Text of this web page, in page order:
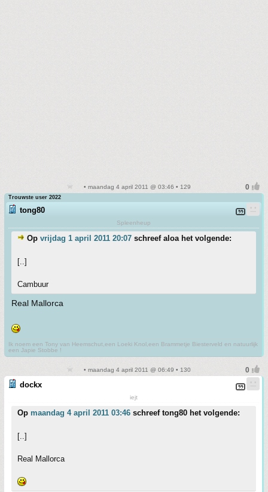
• maandag 4 april 2011 @ 03:46 • 129
Trouwste user 2022
tong80
Spleenheup
Op vrijdag 1 april 2011 20:07 schreef aloa het volgende:
[..]
Cambuur
Real Mallorca
Ik noem een Tony van Heemschut,een Loeki Knol,een Brammetje Biesterveld en natuurlijk
een Japie Stobbe !
• maandag 4 april 2011 @ 06:49 • 130
dockx
iejt
Op maandag 4 april 2011 03:46 schreef tong80 het volgende:
[..]
Real Mallorca